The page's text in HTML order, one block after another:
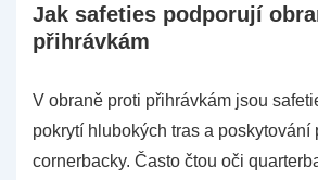
Jak safeties podporují
přihrávkám
V obraně proti přihrávkám jsou
pokrytí hlubokých tras a poskytování
cornerbacky. Často čtou oči